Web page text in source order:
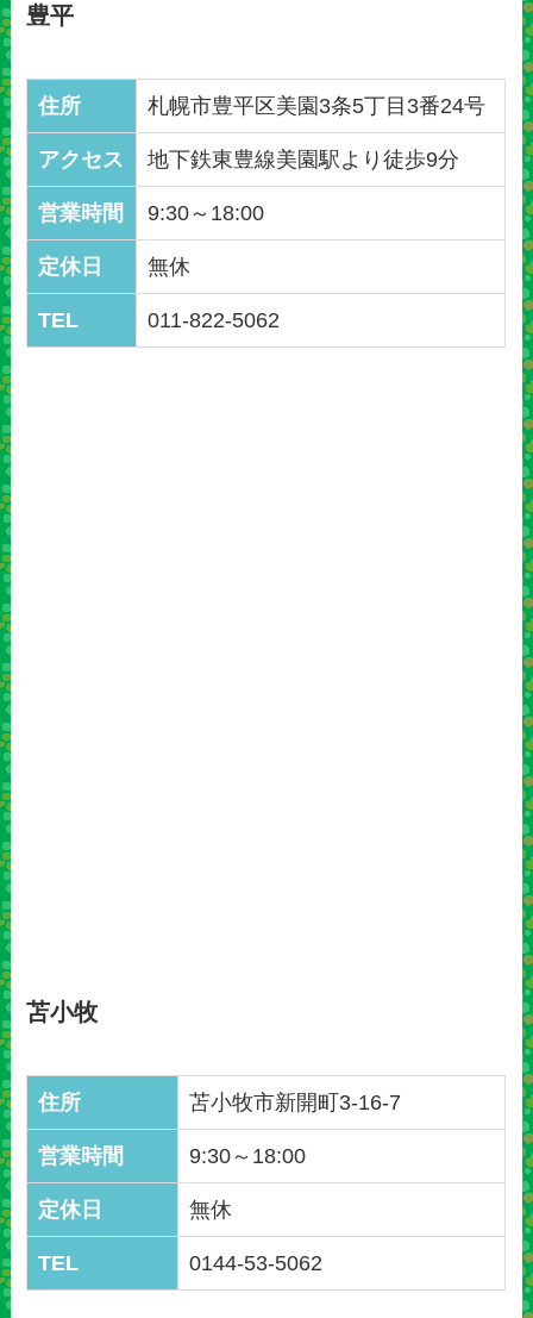
豊平
住所 札幌市豊平区美園3条5丁目3番24号
アクセス 地下鉄東豊線美園駅より徒歩9分
営業時間 9:30～18:00
定休日 無休
TEL 011-822-5062
苫小牧
住所 苫小牧市新開町3-16-7
営業時間 9:30～18:00
定休日 無休
TEL 0144-53-5062